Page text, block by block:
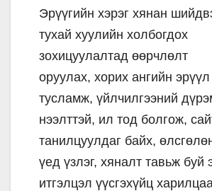
Эрүүгийн хэрэг хянан
тухай хуулийн холбогдох
зохицуулалтад өөрчлөлт
оруулах, хорих ангийн
тусламж, үйлчилгээний
нээлттэй, ил тод болгож,
танилцуулдаг байх,
үед үзлэг, хяналт тавьж буй
итгэлцэл үүсгэхүйц